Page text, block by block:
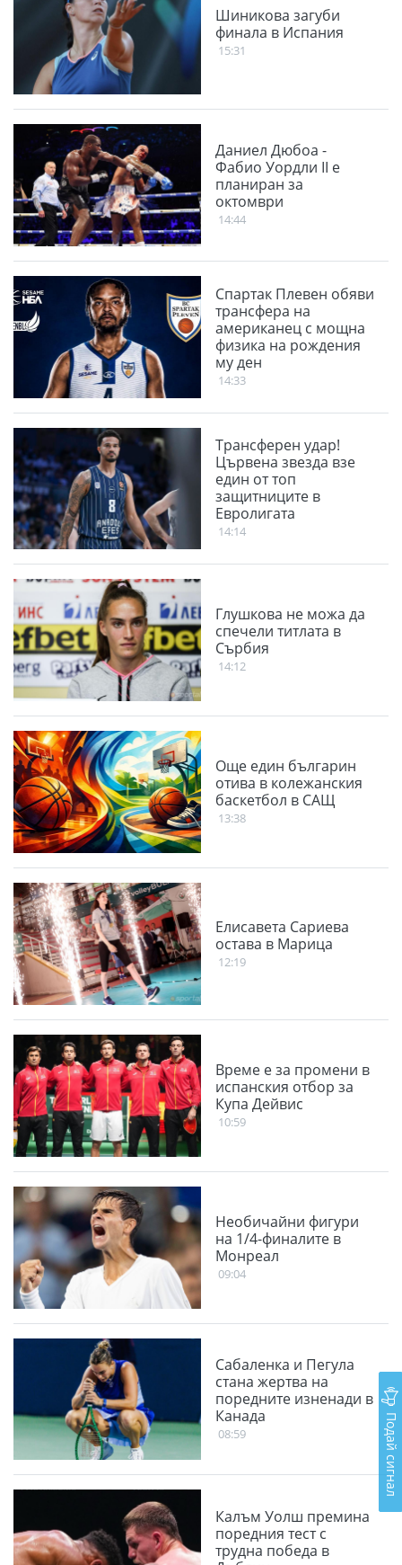
Шиникова загуби
финала в Испания
15:31
Даниел Дюбоа -
Фабио Уордли II е
планиран за
октомври
14:44
Спартак Плевен обяви
трансфера на
американец с мощна
физика на рождения
му ден
14:33
Трансферен удар!
Цървена звезда взе
един от топ
защитниците в
Евролигата
14:14
Глушкова не можа да
спечели титлата в
Сърбия
14:12
Още един българин
отива в колежанския
баскетбол в САЩ
13:38
Елисавета Сариева
остава в Марица
12:19
Време е за промени в
испанския отбор за
Купа Дейвис
10:59
Необичайни фигури
на 1/4-финалите в
Монреал
09:04
Сабаленка и Пегула
стана жертва на
поредните изненади в
Канада
08:59
Калъм Уолш премина
поредния тест с
трудна победа в
Подай сигнал